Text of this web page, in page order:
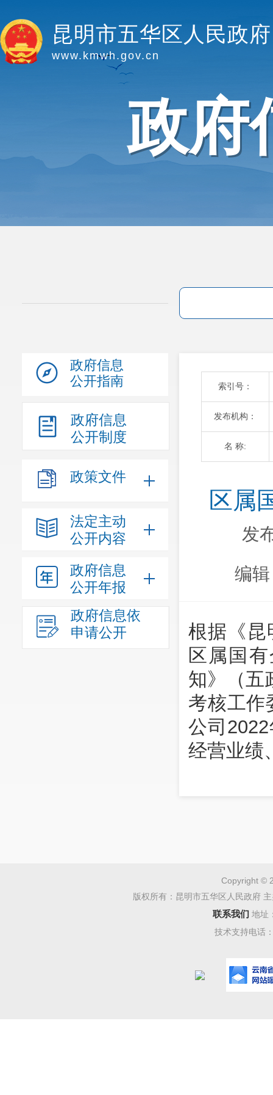
昆明市五华区人民政府
www.kmwh.gov.cn
政府
政府信息
公开指南
政府信息
公开制度
政策文件
法定主动
公开内容
政府信息
公开年报
政府信息依
申请公开
索引号：
发布机构：
名 称:
区属
发
编
根据《昆
区属国
知》（五
考核工作
公司
经营业绩
Copyright ©
版权所有：昆明市五华区人民政府
联系我们 地址
技术支持电话